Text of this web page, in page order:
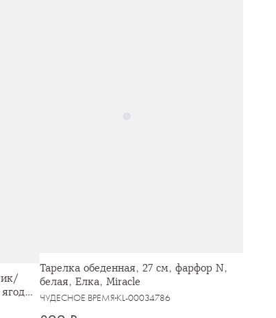
Тарелка обеденная, 27 см, фарфор N,
белая, Елка, Miracle
ЧУДЕСНОЕ ВРЕМЯKL-00034786